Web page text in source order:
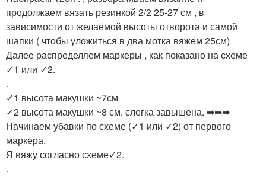
продолжаем вязать резинкой 2/2 25-27 см , в
зависимости от желаемой высоты отворота и самой
шапки ( чтобы уложиться в два мотка вяжем 25см)
Далее распределяем маркеры , как показано на схеме
✓1 или ✓2.
.
✓1 высота макушки ~7см
✓2 высота макушки ~8 см, слегка завышена. ➡➡➡
Начинаем убавки по схеме (✓1 или ✓2) от первого
маркера.
Я вяжу согласно схеме✓2.
.